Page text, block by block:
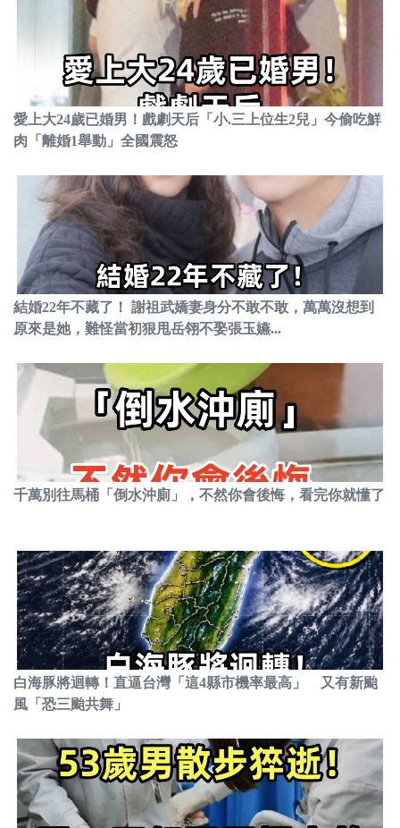
愛上大24歲已婚男！戲劇天后「小.三上位生2兒」今偷吃鮮
肉「離婚1舉動」全國震怒
結婚22年不藏了！ 謝祖武嬌妻身分不敢不敢，萬萬沒想到
原來是她，難怪當初狠甩岳翎不娶張玉嬿...
千萬別往馬桶「倒水沖廁」，不然你會後悔，看完你就懂了
白海豚將迴轉！直逼台灣「這4縣市機率最高」 又有新颱
風「恐三颱共舞」